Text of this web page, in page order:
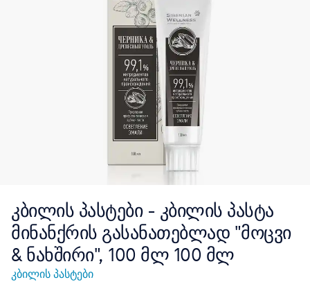
კბილის პასტები - კბილის პასტა
მინანქრის გასანათებლად "მოცვი
& ნახშირი", 100 მლ 100 მლ
კბილის პასტები